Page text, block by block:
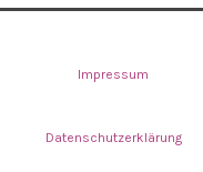
Impressum
Datenschutzerklärung